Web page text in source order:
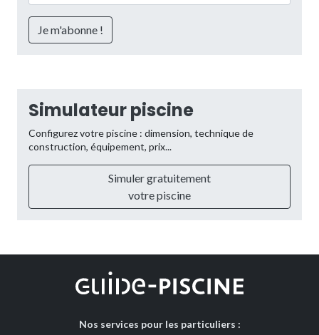
Simulateur piscine
Configurez votre piscine : dimension, technique de
construction, équipement, prix...
Simuler gratuitement
votre piscine
Nos services pour les particuliers :